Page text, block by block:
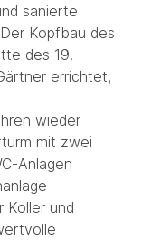
sanierte
Kopfbau des
des 19.
errichtet,
wieder
mit zwei
Anlagen
Koller und